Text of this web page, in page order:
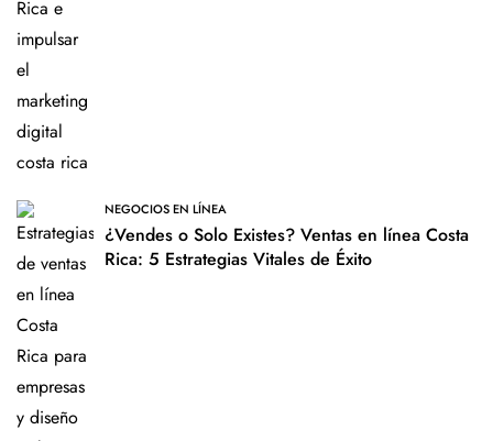
NEGOCIOS EN LÍNEA
¿Vendes o Solo Existes? Ventas en línea Costa
Rica: 5 Estrategias Vitales de Éxito